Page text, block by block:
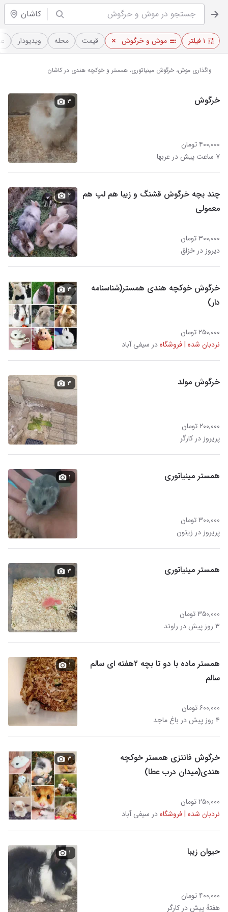
کاشان
۱ فیلتر موش و خرگوش قیمت محله ویدیو‌دار
واگذاری موش، خرگوش مینیاتوری، همستر و خوکچه هندی در کاشان
خرگوش
۴۰۰,۰۰۰ تومان
۷ ساعت پیش در عربها
۳
چند بچه خرگوش قشنگ و زیبا هم لپ هم
معمولی
۳۰۰,۰۰۰ تومان
دیروز در خزاق
۲
خرگوش خوکچه هندی همستر(شناسنامه
دار)
۲۵۰,۰۰۰ تومان
نردبان شده | فروشگاهدر سیفی آباد
۳
خرگوش مولد
۲۰۰,۰۰۰ تومان
پریروز در کارگر
۳
همستر مینیاتوری
۳۰۰,۰۰۰ تومان
پریروز در زیتون
۱
همستر مینیاتوری
۳۵۰,۰۰۰ تومان
۳ روز پیش در راوند
۳
همستر ماده با دو تا بچه ۲هفته ای سالم
سالم
۶۰۰,۰۰۰ تومان
۴ روز پیش در باغ ماجد
۱
خرگوش فانتزی همستر خوکچه
هندی(میدان درب عطا)
۲۵۰,۰۰۰ تومان
نردبان شده | فروشگاهدر سیفی آباد
۳
حیوان زیبا
۴۰۰,۰۰۰ تومان
هفتهٔ پیش در کارگر
۱